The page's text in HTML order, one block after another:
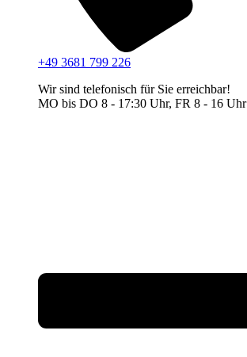
+49 3681 799 226
Wir sind telefonisch für Sie erreichbar!
MO bis DO 8 - 17:30 Uhr, FR 8 - 16 Uhr